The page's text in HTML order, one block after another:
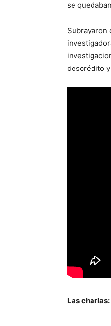
se
Subrayaron
descrédito
Las charlas: